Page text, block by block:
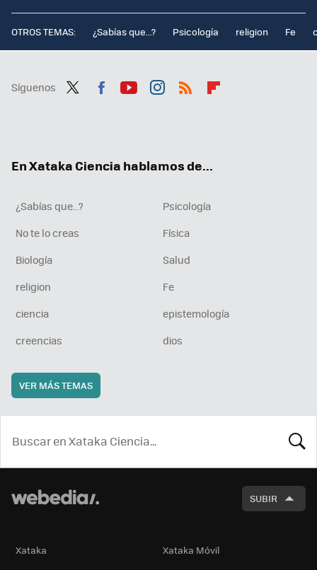
OTROS TEMAS: ¿Sabías que...? Psicología religion Fe
Síguenos
En Xataka Ciencia hablamos de...
¿Sabías que...?
Psicología
No te lo creas
Física
Biología
Salud
religion
Fe
ciencia
epistemología
creencias
dios
VER MÁS TEMAS
SUBIR
Xataka
Xataka Móvil